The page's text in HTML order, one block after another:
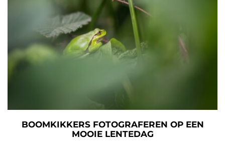
BOOMKIKKERS FOTOGRAFEREN OP EEN
MOOIE LENTEDAG